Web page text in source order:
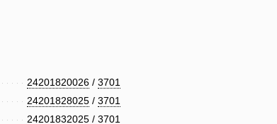
24201820026 / 3701
24201828025 / 3701
24201832025 / 3701